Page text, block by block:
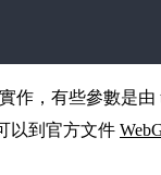
作，有些參數是由
以到官方文件